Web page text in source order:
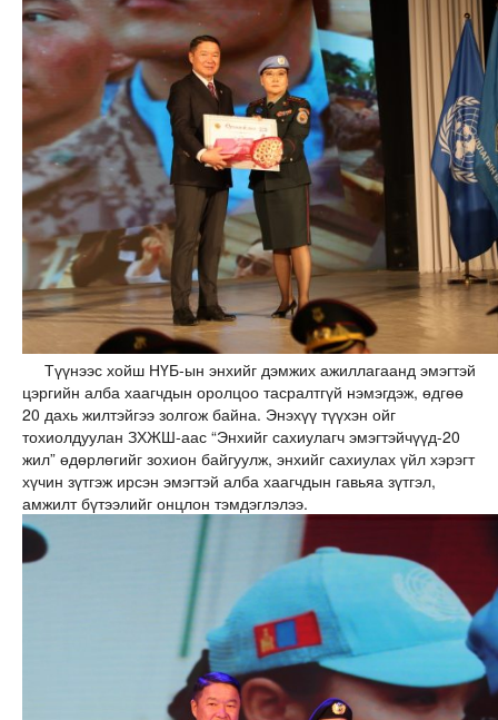
Түүнээс хойш НҮБ-ын энхийг дэмжих ажиллагаанд эмэгтэй
цэргийн алба хаагчдын оролцоо тасралтгүй нэмэгдэж, өдгөө
20 дахь жилтэйгээ золгож байна. Энэхүү түүхэн ойг
тохиолдуулан ЗХЖШ-аас “Энхийг сахиулагч эмэгтэйчүүд-20
жил” өдөрлөгийг зохион байгуулж, энхийг сахиулах үйл хэрэгт
хүчин зүтгэж ирсэн эмэгтэй алба хаагчдын гавьяа зүтгэл,
амжилт бүтээлийг онцлон тэмдэглэлээ.